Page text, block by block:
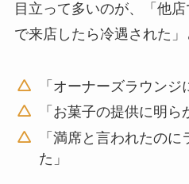
目立って多いのが、「他
で来店したら冷遇された」
「オーナーズラウンジ
「お菓子の提供に明ら
「満席と言われたの
た」